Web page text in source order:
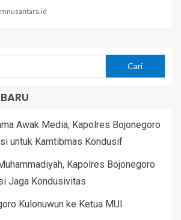
Awak Media, Kapolres Bojonegoro
untuk Kamtibmas Kondusif
Kapolres Bojonegoro
Jaga Kondusivitas
Kulonuwun ke Ketua MUI